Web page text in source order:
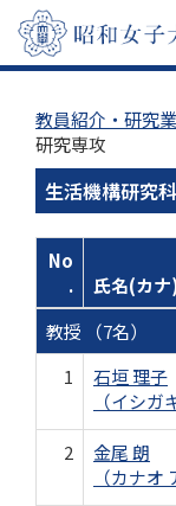
教員紹介・研究
研究専攻
生活機構研究
No
.
氏名(カ
教授 （7名）
1
石垣 理子
（イシガ
2
金尾 朗
（カナオ